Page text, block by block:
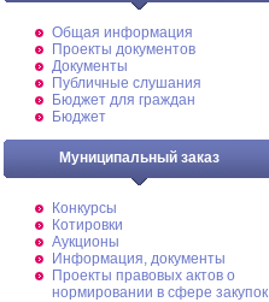
Общая информация
Проекты документов
Документы
Публичные слушания
Бюджет для граждан
Бюджет
Муниципальный заказ
Конкурсы
Котировки
Аукционы
Информация, документы
Проекты правовых актов о
нормировании в сфере закупок